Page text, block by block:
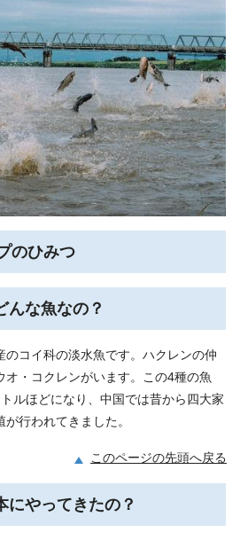
のひみつ
んな魚なの？
のコイ科の淡水魚です。ハクレンの仲
オ・コクレンがいます。この4種の魚
ルほどになり、中国では昔から四大家
行われてきました。
このページの先頭へ戻る
にやってきたの？